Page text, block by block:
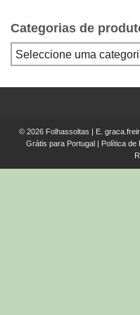
Categorias de
© 2026 Folhassoltas | E.
Grátis para Portugal
Política de